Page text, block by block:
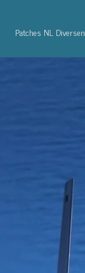
Patches NL Diversen